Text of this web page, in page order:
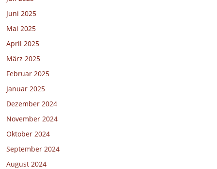
Juni 2025
Mai 2025
April 2025
März 2025
Februar 2025
Januar 2025
Dezember 2024
November 2024
Oktober 2024
September 2024
August 2024